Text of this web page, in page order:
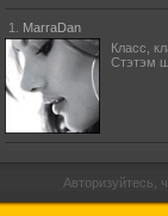
1. MarraDan
Класс,
Стэтэм
Авторизуйтесь,